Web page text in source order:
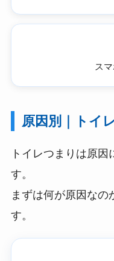
ス
原因別｜トイ
トイレつまりは原因
す。
まずは何が原因な
す。